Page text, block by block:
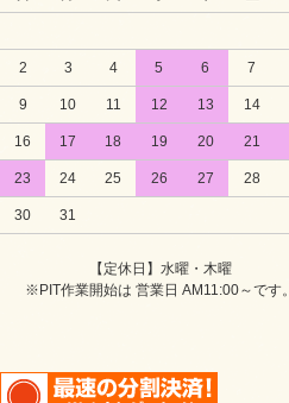
2 3 4 5 6 7
9 10 11 12 13 14
16 17 18 19 20 21
23 24 25 26 27 28
30 31
【定休日】水曜・木曜
※PIT作業開始は 営業日 AM11:00～です。